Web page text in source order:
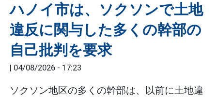
ハノイ市は、ソクソンで土地
違反に関与した多くの幹部の
自己批判を要求
| 04/08/2026 - 17:23
ソクソン地区の多くの幹部は、以前に土地違